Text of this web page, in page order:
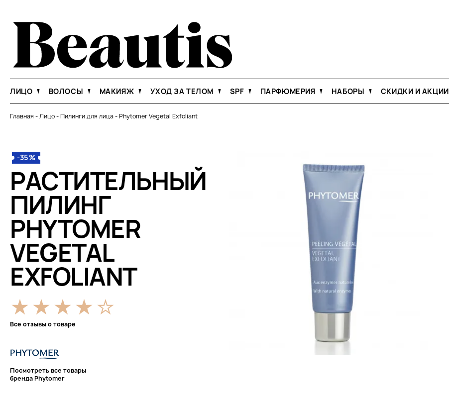
ЛИЦО ВОЛОСЫ МАКИЯЖ УХОД ЗА ТЕЛОМ SPF ПАРФЮМЕРИЯ НАБОРЫ СКИДКИ И АКЦИИ
Главная -Лицо-Пилинги для лица-Phytomer Vegetal Exfoliant
-35%
РАСТИТЕЛЬНЫЙ
ПИЛИНГ
PHYTOMER
VEGETAL
EXFOLIANT
Все отзывы о товаре
Посмотреть все товары
бренда Phytomer